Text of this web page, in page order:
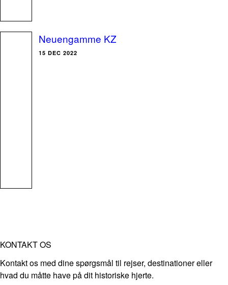
Neuengamme KZ
15 DEC 2022
KONTAKT OS
Kontakt os med dine spørgsmål til rejser, destinationer eller
hvad du måtte have på dit historiske hjerte.